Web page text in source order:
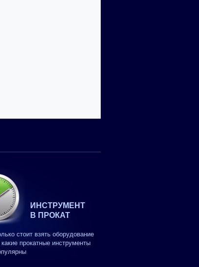
ИНСТРУМЕНТ
В ПРОКАТ
стоит взять оборудование
какие прокатные инструменты